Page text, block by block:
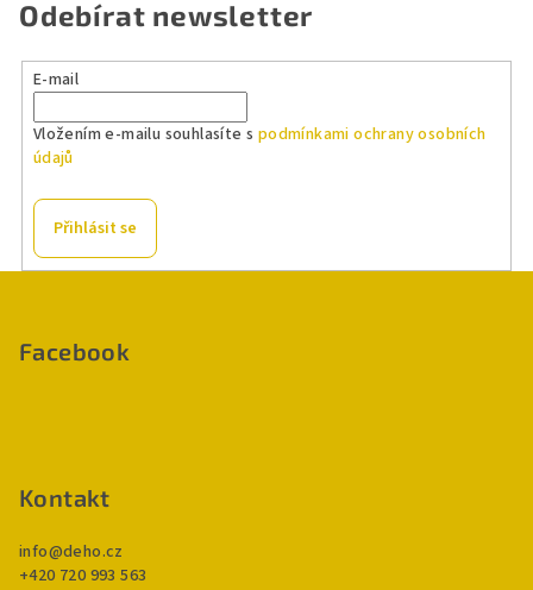
Odebírat newsletter
E-mail
Vložením e-mailu souhlasíte s podmínkami ochrany osobních
údajů
Přihlásit se
Facebook
Kontakt
info@deho.cz
+420 720 993 563